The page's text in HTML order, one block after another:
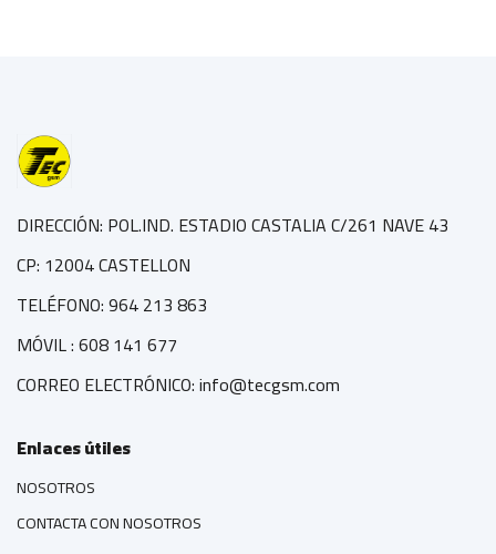
DIRECCIÓN: POL.IND. ESTADIO CASTALIA C/261 NAVE 43
CP: 12004 CASTELLON
TELÉFONO: 964 213 863
MÓVIL : 608 141 677
CORREO ELECTRÓNICO: info@tecgsm.com
Enlaces útiles
NOSOTROS
CONTACTA CON NOSOTROS